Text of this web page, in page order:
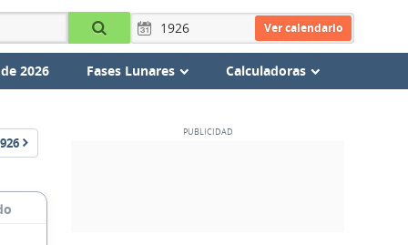
Ver calendario
2026 Fases Lunares Calculadoras